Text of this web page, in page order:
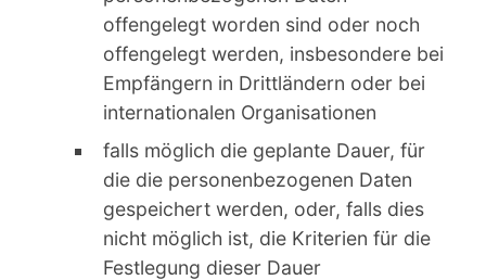
offengelegt worden sind oder noch
offengelegt werden, insbesondere bei
Empfängern in Drittländern oder bei
internationalen Organisationen
falls möglich die geplante Dauer, für
die die personenbezogenen Daten
gespeichert werden, oder, falls dies
nicht möglich ist, die Kriterien für die
Festlegung dieser Dauer